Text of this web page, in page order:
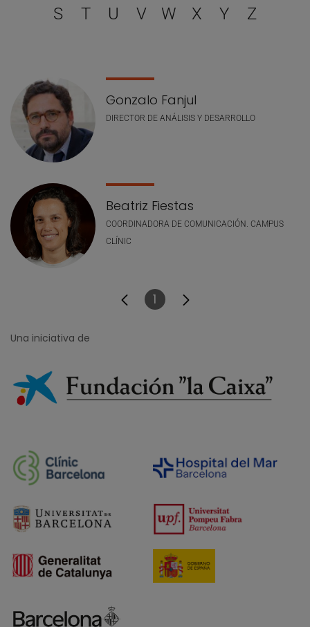
S
T U V W X Y Z
Lista de personal
Gonzalo Fanjul
DIRECTOR DE ANÁLISIS Y DESARROLLO
Beatriz Fiestas
COORDINADORA DE COMUNICACIÓN. CAMPUS
CLÍNIC
Página
1
Una iniciativa de